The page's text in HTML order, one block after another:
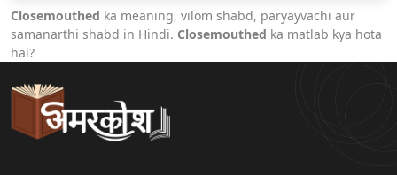
Closemouthed ka meaning, vilom shabd, paryayvachi aur
samanarthi shabd in Hindi. Closemouthed ka matlab kya hota
hai?